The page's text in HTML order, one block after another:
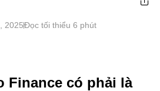
2025Đọc tối thiểu 6 phút
Finance có phải là